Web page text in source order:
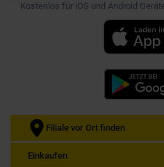
Kostenlos für iOS und Android
Filiale vor Ort finden
Einkaufen